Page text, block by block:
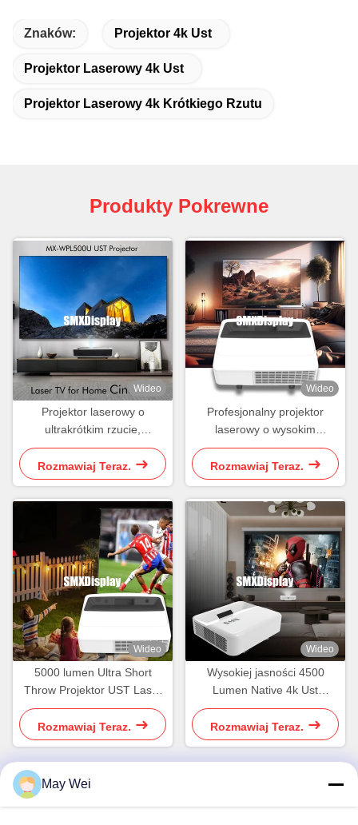
Znaków: Projektor 4k Ust
Projektor Laserowy 4k Ust
Projektor Laserowy 4k Krótkiego Rzutu
Produkty Pokrewne
Wideo
Projektor laserowy o
ultrakrótkim rzucie,
rozdzielczość WUXGA, 5000
lumenów, dla domowego
kina i wrażeń telewizyjnych
Rozmawiaj Teraz.
Wideo
Profesjonalny projektor
laserowy o wysokim
kontraste 3LCD Ultra Short
Throw z 120-calowym
ekranem
Rozmawiaj Teraz.
Wideo
5000 lumen Ultra Short
Throw Projektor UST Laser
Multimedia Projektor
Rozmawiaj Teraz.
Wideo
Wysokiej jasności 4500
Lumen Native 4k Ust
Projektor do kina domowego
Rozmawiaj Teraz.
May Wei